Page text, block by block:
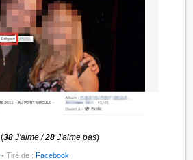
(38J'aime /28 J'aime pas)
• Tiré de :Facebook